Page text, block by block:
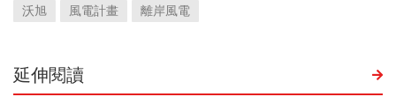
沃旭
風電計畫 離岸風電
延伸閱讀